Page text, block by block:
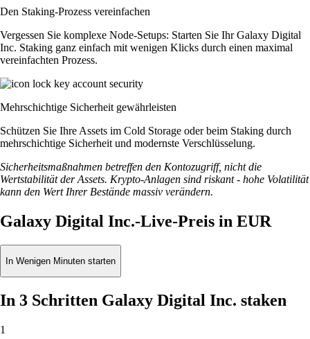
Den Staking-Prozess vereinfachen
Vergessen Sie komplexe Node-Setups: Starten Sie Ihr Galaxy Digital
Inc. Staking ganz einfach mit wenigen Klicks durch einen maximal
vereinfachten Prozess.
Mehrschichtige Sicherheit gewährleisten
Schützen Sie Ihre Assets im Cold Storage oder beim Staking durch
mehrschichtige Sicherheit und modernste Verschlüsselung.
Sicherheitsmaßnahmen betreffen den Kontozugriff, nicht die
Wertstabilität der Assets. Krypto-Anlagen sind riskant - hohe Volatilität
kann den Wert Ihrer Bestände massiv verändern.
Galaxy Digital Inc.-Live-Preis in EUR
In Wenigen Minuten starten
In 3 Schritten Galaxy Digital Inc. staken
1